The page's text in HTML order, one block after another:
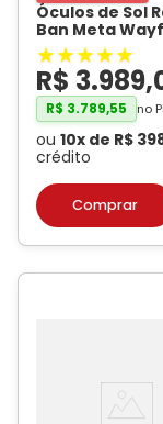
Óculos de Sol
Ban Meta
Gen 2 RW4012
Brilhante /
Transitions
Grafite Unissex
BAN META
★★★★★
R$ 3.989,
R$ 3.789,55 no
ou 10x de R$
crédito